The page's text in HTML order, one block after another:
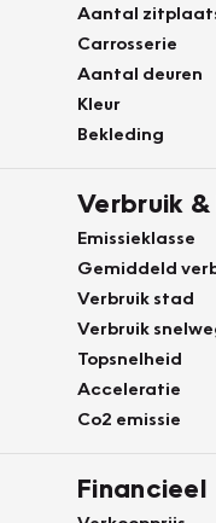
Aantal
Carrosserie
Aantal deuren
Kleur
Bekleding
Verbruik &
Emissieklasse
Gemiddeld
Verbruik stad
Verbruik
Topsnelheid
Acceleratie
Co2 emissie
Financieel